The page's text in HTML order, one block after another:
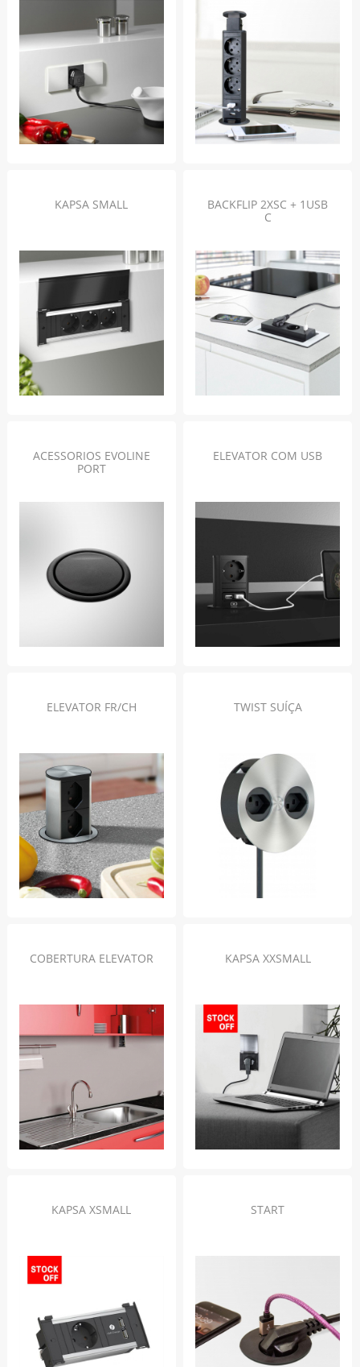
KAPSA SMALL
BACKFLIP 2XSC + 1USB
C
ACESSORIOS EVOLINE
PORT
ELEVATOR COM USB
ELEVATOR FR/CH TWIST SUÍÇA
COBERTURA ELEVATOR KAPSA XXSMALL
KAPSA XSMALL START